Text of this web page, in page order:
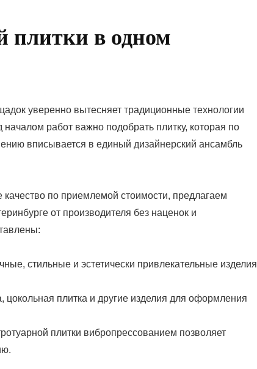
плитки в одном
уверенно вытесняет традиционные технологии
работ важно подобрать плитку, которая по
вписывается в единый дизайнерский ансамбль
по приемлемой стоимости, предлагаем
от производителя без наценок и
стильные и эстетически привлекательные изделия
плитка и другие изделия для оформления
плитки вибропрессованием позволяет